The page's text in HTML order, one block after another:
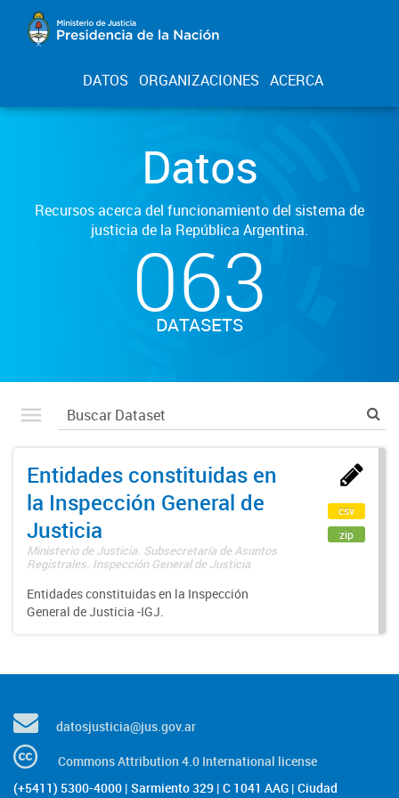
DATOS ORGANIZACIONES ACERCA
Datos
Recursos acerca del funcionamiento del sistema de
justicia de la República Argentina.
063
DATASETS
Entidades constituidas en
la Inspección General de
Justicia
Ministerio de Justicia. Subsecretaría de Asuntos
Registrales. Inspección General de Justicia
Entidades constituidas en la Inspección
General de Justicia -IGJ.
csv
zip
datosjusticia@jus.gov.ar
Commons Attribution 4.0 International license
(+5411) 5300-4000 | Sarmiento 329 | C 1041 AAG | Ciudad